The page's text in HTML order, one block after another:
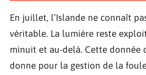
En juillet, l’Islande ne connaît
véritable. La lumière reste
minuit et au-delà. Cette donnée
donne pour la gestion de la